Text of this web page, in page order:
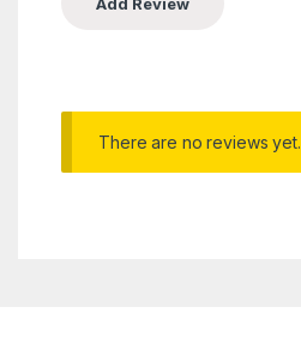
There are no reviews yet.